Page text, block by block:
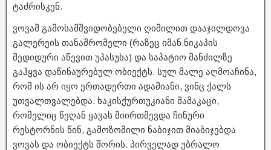
ტაძრისკენ.
ვოვამ გამოსამშვიდობებელი ღიმილით დააჯილდოვა
გალერეის თანაშრომელი (რაზეც იმან ნიკაპის
მედიდური აწევით უპასუხა) და საპატიო მანძილზე
გაჰყვა დაწინაურებულ ობიექტს. სულ მალე აღმოაჩინა,
რომ ის არ იყო ერთადერთი ადამიანი, ვინც ქალს
უთვალთვალებდა. ხაკისქურთუკიანი მამაკაცი,
რომელიც წეღან ყავას მიირთმევდა ჩინური
რესტორნის წინ, გამოზომილი ნაბიჯით მიაბიჯებდა
ვოვას და ობიექტს შორის. პირველად უბრალო